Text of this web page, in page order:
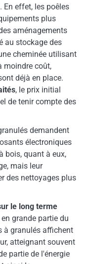
effet, les poêles
plus
aménagements
au stockage des
cheminée utilisant
moindre coût,
déjà en place.
, le prix initial
de tenir compte des
demandent
électroniques
bois, quant à eux,
mais leur
des nettoyages plus
le long terme
grande partie du
à granulés affichent
atteignant souvent
partie de l'énergie